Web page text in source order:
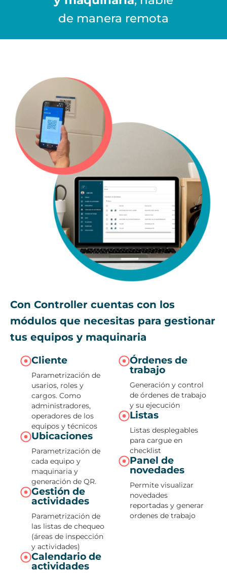
de manera remota
Con Controller cuentas con los
módulos que necesitas para gestionar
tus equipos y maquinaria
Cliente
Parametrización de
usarios, roles y
cargos. Como
administradores,
operadores de los
equipos y técnicos
Ubicaciones
Parametrización de
cada equipo y
maquinaria y
generación de QR.
Gestión de
actividades
Parametrización de
las listas de chequeo
(áreas de inspección
y actividades)
Calendario de
actividades
Órdenes de
trabajo
Generación y control
de órdenes de trabajo
y su ejecución
Listas
Listas desplegables
para cargue en
checklist
Panel de
novedades
Permite visualizar
novedades
reportadas y generar
ordenes de trabajo